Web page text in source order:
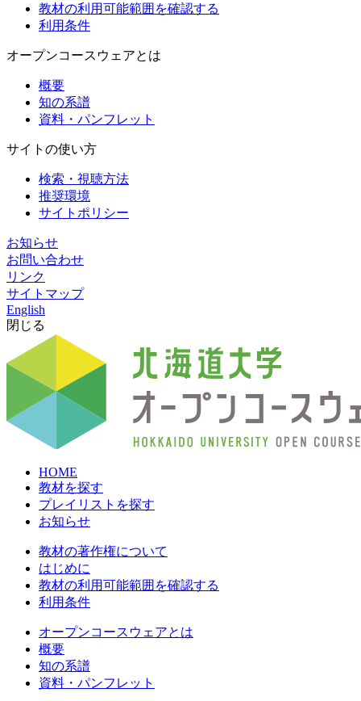
教材の利用可能範囲を確認する
利用条件
オープンコースウェアとは
概要
知の系譜
資料・パンフレット
サイトの使い方
検索・視聴方法
推奨環境
サイトポリシー
お知らせ
お問い合わせ
リンク
サイトマップ
English
閉じる
HOME
教材を探す
プレイリストを探す
お知らせ
教材の著作権について
はじめに
教材の利用可能範囲を確認する
利用条件
オープンコースウェアとは
概要
知の系譜
資料・パンフレット